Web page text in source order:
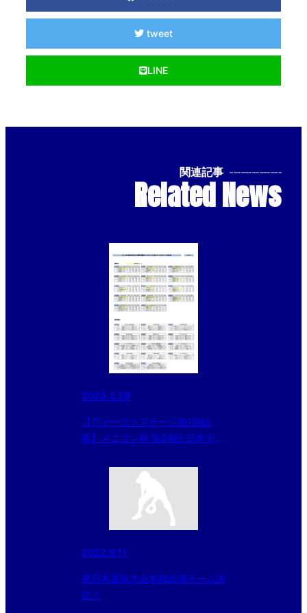
tweet
LINE
関連記事 --------------
Related News
2026.3.29
【ファーストステージ第1節結
果】メニコン杯 第29回 日本少年
エリア試合結果
2022.9.11
東日本選抜大会本戦出場チーム決
定！